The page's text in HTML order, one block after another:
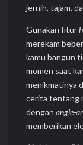
jernih, tajam,
Gunakan fitur
merekam
kamu bangun
momen saat
menikmatinya
cerita tentang
denganangle-
memberikan